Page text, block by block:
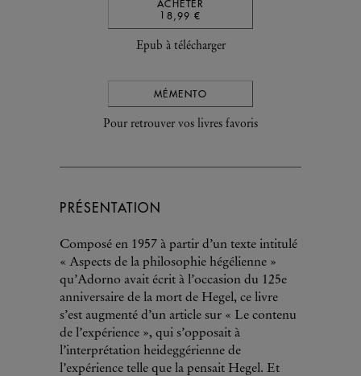
ACHETER
18,99 €
Epub à télécharger
MÉMENTO
Pour retrouver vos livres favoris
PRÉSENTATION
Composé en 1957 à partir d’un texte intitulé
« Aspects de la philosophie hégélienne »
qu’Adorno avait écrit à l’occasion du 125e
anniversaire de la mort de Hegel, ce livre
s’est augmenté d’un article sur « Le contenu
de l’expérience », qui s’opposait à
l’interprétation heideggérienne de
l’expérience telle que la pensait Hegel. Et